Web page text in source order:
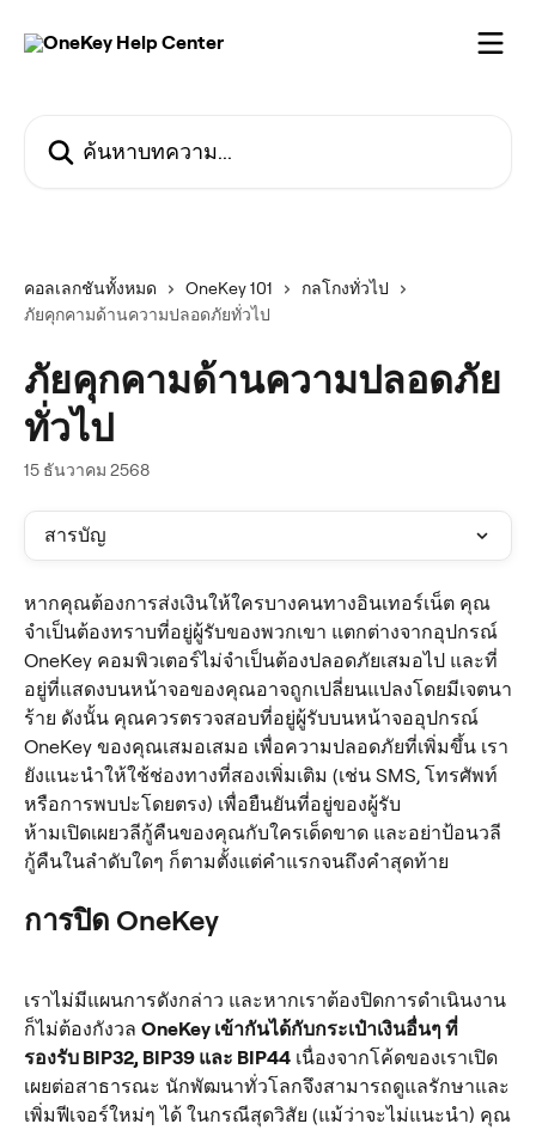
คอลเลกชันทั้งหมด OneKey 101
กลโกงทั่วไป
ภัยคุกคามด้านความปลอดภัยทั่วไป
ภัยคุกคามด้านความปลอดภัย
ทั่วไป
15 ธันวาคม 2568
สารบัญ
หากคุณต้องการส่งเงินให้ใครบางคนทางอินเทอร์เน็ต คุณ
จำเป็นต้องทราบที่อยู่ผู้รับของพวกเขา แตกต่างจากอุปกรณ์
OneKey คอมพิวเตอร์ไม่จำเป็นต้องปลอดภัยเสมอไป และที่
อยู่ที่แสดงบนหน้าจอของคุณอาจถูกเปลี่ยนแปลงโดยมีเจตนา
ร้าย ดังนั้น คุณควรตรวจสอบที่อยู่ผู้รับบนหน้าจออุปกรณ์
OneKey ของคุณเสมอเสมอ เพื่อความปลอดภัยที่เพิ่มขึ้น เรา
ยังแนะนำให้ใช้ช่องทางที่สองเพิ่มเติม (เช่น SMS, โทรศัพท์
หรือการพบปะโดยตรง) เพื่อยืนยันที่อยู่ของผู้รับ
ห้ามเปิดเผยวลีกู้คืนของคุณกับใครเด็ดขาด และอย่าป้อนวลี
กู้คืนในลำดับใดๆ ก็ตามตั้งแต่คำแรกจนถึงคำสุดท้าย
การปิด OneKey
เราไม่มีแผนการดังกล่าว และหากเราต้องปิดการดำเนินงาน
ก็ไม่ต้องกังวล OneKey เข้ากันได้กับกระเป๋าเงินอื่นๆ ที่
รองรับ BIP32, BIP39 และ BIP44 เนื่องจากโค้ดของเราเปิด
เผยต่อสาธารณะ นักพัฒนาทั่วโลกจึงสามารถดูแลรักษาและ
เพิ่มฟีเจอร์ใหม่ๆ ได้ ในกรณีสุดวิสัย (แม้ว่าจะไม่แนะนำ) คุณ